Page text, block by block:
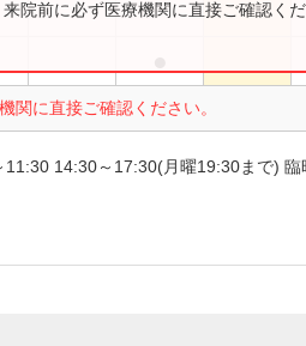
関に直接ご確認ください。
院前に必ず医療機関に直接ご確認くだ
14:30～17:30(月曜19:30まで) 臨